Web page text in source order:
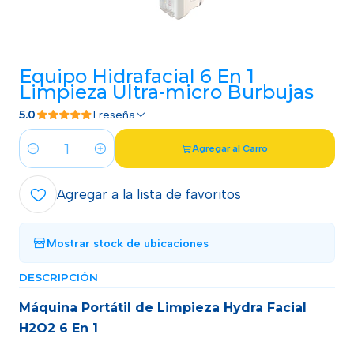
|
Equipo Hidrafacial 6 En 1
Limpieza Ultra-micro Burbujas
5.0 1 reseña
Cantidad
Agregar al Carro
Agregar a la lista de favoritos
Mostrar stock de ubicaciones
DESCRIPCIÓN
Máquina Portátil de Limpieza Hydra Facial
H2O2 6 En 1